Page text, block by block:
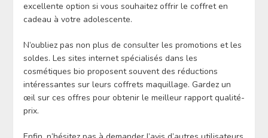
excellente option si vous souhaitez offrir le coffret en
cadeau à votre adolescente.
N’oubliez pas non plus de consulter les promotions et les
soldes. Les sites internet spécialisés dans les
cosmétiques bio proposent souvent des réductions
intéressantes sur leurs coffrets maquillage. Gardez un
œil sur ces offres pour obtenir le meilleur rapport qualité-
prix.